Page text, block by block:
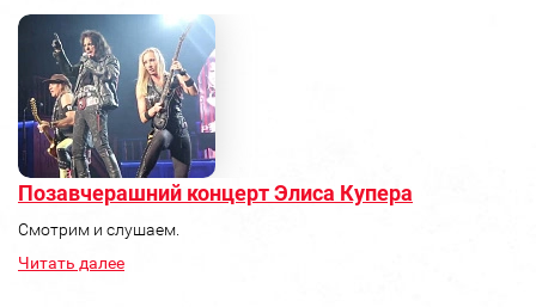
Позавчерашний концерт Элиса Купера
Смотрим и слушаем.
Читать далее